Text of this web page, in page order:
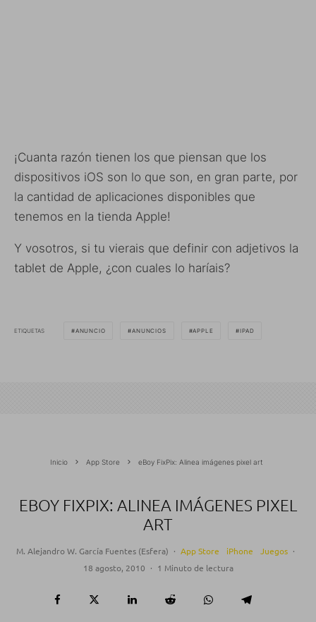
¡Cuanta razón tienen los que piensan que los
dispositivos iOS son lo que son, en gran parte, por
la cantidad de aplicaciones disponibles que
tenemos en la tienda Apple!
Y vosotros, si tu vierais que definir con adjetivos la
tablet de Apple, ¿con cuales lo haríais?
ETIQUETAS ANUNCIO ANUNCIOS APPLE IPAD
Inicio App Store eBoy FixPix: Alinea imágenes pixel art
EBOY FIXPIX: ALINEA IMÁGENES PIXEL
ART
M. Alejandro W. García Fuentes (Esfera) · App Store iPhone Juegos ·
18 agosto, 2010 · 1 Minuto de lectura